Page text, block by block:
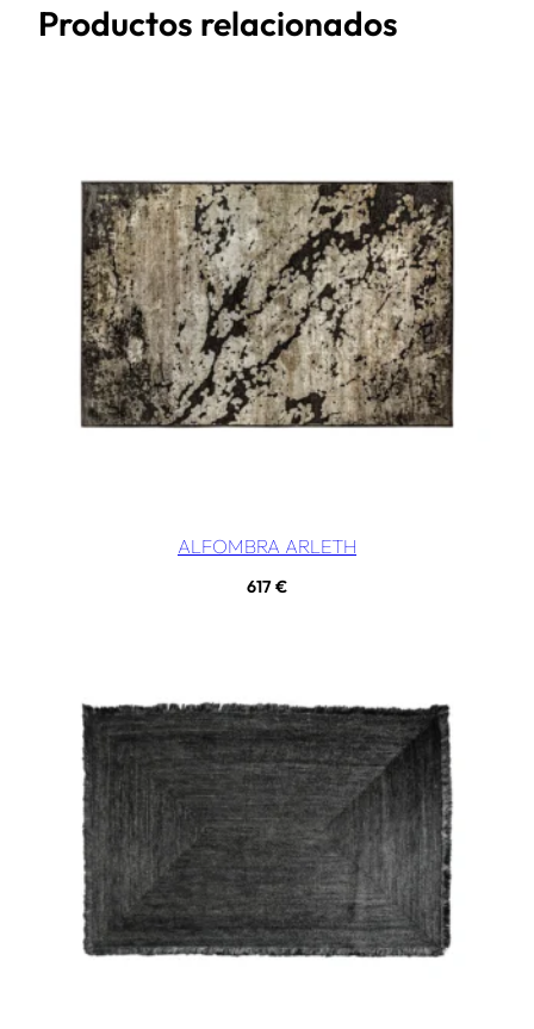
Productos relacionados
ALFOMBRA ARLETH
617€